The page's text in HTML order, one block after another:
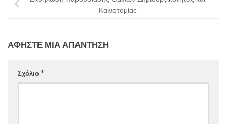
Καινοτομίας
ΑΦΉΣΤΕ ΜΙΑ ΑΠΆΝΤΗΣΗ
Σχόλιο *